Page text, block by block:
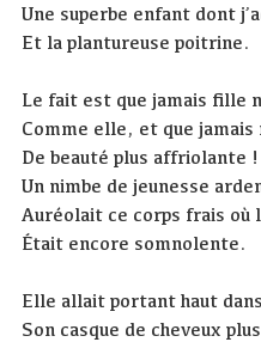
Une superbe enfant dont
Et la plantureuse poitrine.
Le fait est que jamais fille
Comme elle, et que
De beauté plus affriolante !
Un nimbe de jeunesse
Auréolait ce corps frais où
Était encore somnolente.
Elle allait portant haut
Son casque de cheveux